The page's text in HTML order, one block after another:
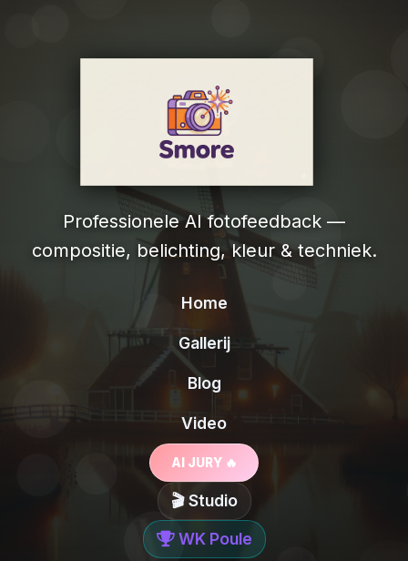
Professionele AI fotofeedback —
compositie, belichting, kleur & techniek.
Home
Gallerij
Blog
Video
AI JURY 🔥
🎬 Studio
WK Poule